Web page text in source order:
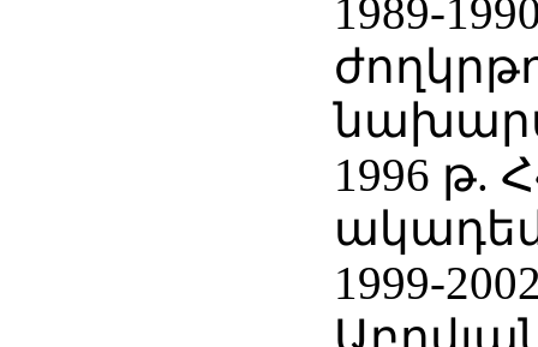
1989-
1996 թ.
1999-